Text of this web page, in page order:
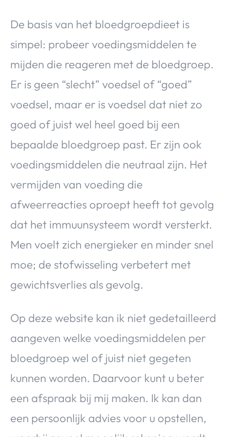
De basis van het bloedgroepdieet is
simpel: probeer voedingsmiddelen te
mijden die reageren met de bloedgroep.
Er is geen “slecht” voedsel of “goed”
voedsel, maar er is voedsel dat niet zo
goed of juist wel heel goed bij een
bepaalde bloedgroep past. Er zijn ook
voedingsmiddelen die neutraal zijn. Het
vermijden van voeding die
afweerreacties oproept heeft tot gevolg
dat het immuunsysteem wordt versterkt.
Men voelt zich energieker en minder snel
moe; de stofwisseling verbetert met
gewichtsverlies als gevolg.
Op deze website kan ik niet gedetailleerd
aangeven welke voedingsmiddelen per
bloedgroep wel of juist niet gegeten
kunnen worden. Daarvoor kunt u beter
een afspraak bij mij maken. Ik kan dan
een persoonlijk advies voor u opstellen,